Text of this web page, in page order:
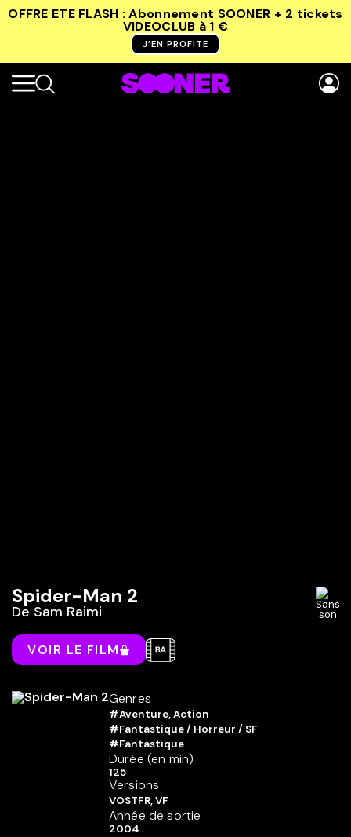
OFFRE ETE FLASH : Abonnement SOONER + 2 tickets
VIDEOCLUB à 1 €
J’EN PROFITE
Spider-Man 2
De Sam Raimi
VOIR LE FILM
Genres
#Aventure, Action
#Fantastique / Horreur / SF
#Fantastique
Durée (en min)
125
Versions
VOSTFR, VF
Année de sortie
2004